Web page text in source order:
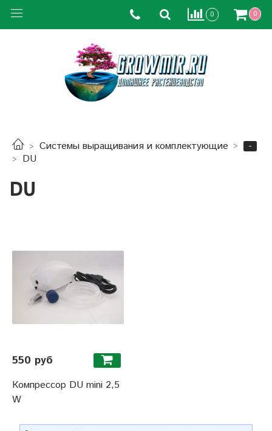
0 0
Системы выращивания и комплектующие
-
DU
DU
550 руб
Компрессор DU mini 2,5
W